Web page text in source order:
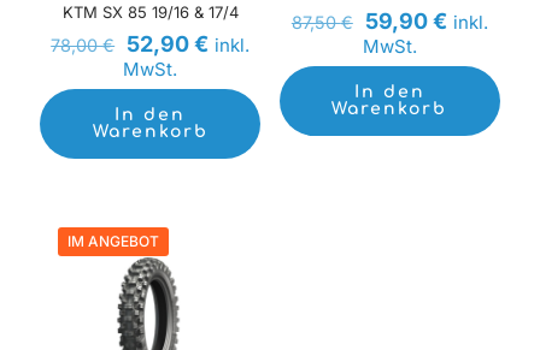
KTM SX 85 19/16 & 17/4
78,00€
Ursprünglicher
Preis
war:
78,00 €
52,90€ Aktueller
ist:
52,90 €.
inkl.
MwSt.
In den
Warenkorb
87,50€
Ursprünglicher
Preis
war:
87,50 €
59,90€Aktueller
ist:
59,90 €.
inkl.
MwSt.
In den
Warenkorb
IM ANGEBOT